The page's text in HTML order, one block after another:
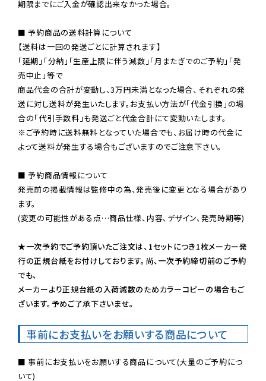
期限までにご入金が確認出来なかった場合。
■ 予約商品の送料計算について
【送料は一回の発送ごとに計算されます】
「延期」「分納」「生産上限に伴う減数」「月またぎでのご予約」「発
売中止」等で
商品代金の合計が変動し、3万円未満となった場合、それぞれの発
送に対し送料が発生いたします。お支払い方法が「代金引換」の場
※ご予約時に送料無料となっていた場合でも、お届け時の代金に
よって送料が発生する場合もございますのでご注意下さい。
■ 予約商品情報について
発売前の掲載情報は監修中の為、発売後に変更となる場合があり
ます。
(変更の可能性がある点…商品仕様、内容、デザイン、発売時期等)
★一次予約でご予約頂いたご注文は、1セットにつき1枚メーカー発
行の正規台紙をお付けしております。尚、一次予約締切前のご予約
でも、
メーカーより正規台紙の入荷減数のためカラーコピーの場合もご
ざいます。予めご了承下さいませ。
事前にお支払いをお願いする商品について
■ 事前にお支払いをお願いする商品について(大量のご予約につ
いて)